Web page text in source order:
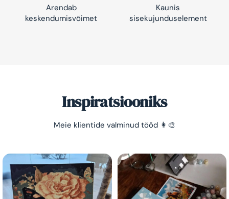
Arendab
keskendumisvõimet
Kaunis
sisekujunduselement
Inspiratsiooniks
Meie klientide valminud tööd 👩‍🎨
Säästa -10%!